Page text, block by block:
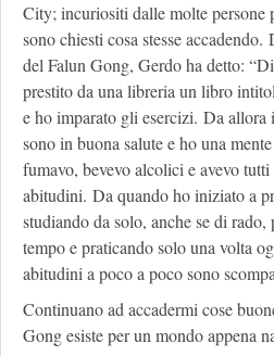
City; incuriositi dalle molte persone
sono chiesti cosa stesse
del Falun Gong, Gerdo ha detto:
prestito da una libreria un libro
e ho imparato gli esercizi. Da
sono in buona salute e ho una
fumavo, bevevo alcolici e avevo
abitudini. Da quando ho iniziato a
studiando da solo, anche se di
tempo e praticando solo una volta
abitudini a poco a poco sono
Continuano ad accadermi cose
Gong esiste per un mondo appena